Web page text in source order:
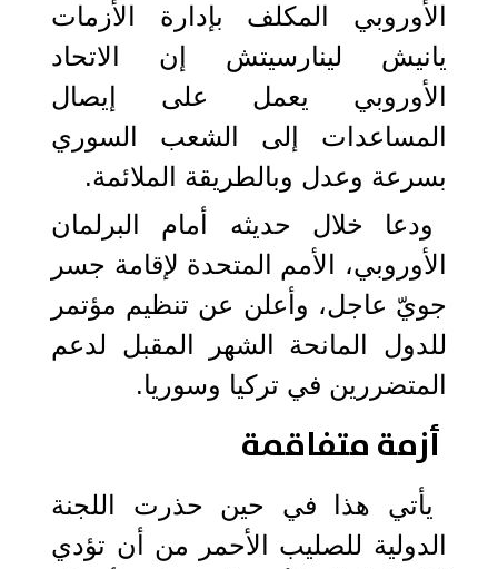
الأوروبي المكلف بإدارة الأزمات
يانيش لينارسيتش إن الاتحاد
الأوروبي يعمل على إيصال
المساعدات إلى الشعب السوري
بسرعة وعدل وبالطريقة الملائمة.
ودعا خلال حديثه أمام البرلمان
الأوروبي، الأمم المتحدة لإقامة جسر
جويّ عاجل، وأعلن عن تنظيم مؤتمر
للدول المانحة الشهر المقبل لدعم
المتضررين في تركيا وسوريا.
أزمة متفاقمة
يأتي هذا في حين حذرت اللجنة
الدولية للصليب الأحمر من أن تؤدي